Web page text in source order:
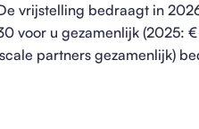
vrijstelling bedraagt in
voor u gezamenlijk (2025:
partners gezamenlijk)